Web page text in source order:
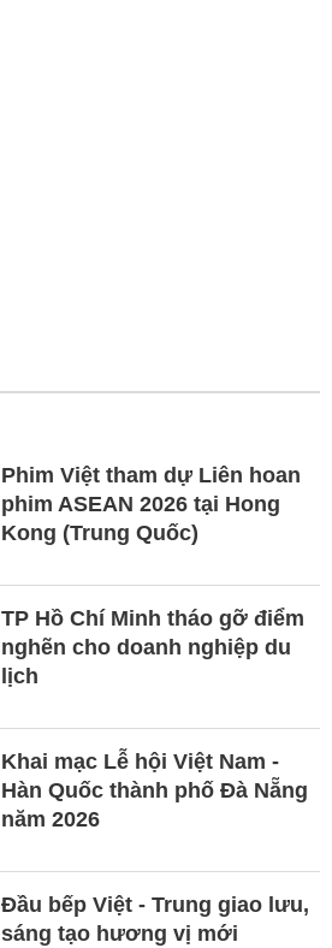
Phim Việt tham dự Liên hoan
phim ASEAN 2026 tại Hong
Kong (Trung Quốc)
TP Hồ Chí Minh tháo gỡ điểm
nghẽn cho doanh nghiệp du
lịch
Khai mạc Lễ hội Việt Nam -
Hàn Quốc thành phố Đà Nẵng
năm 2026
Đầu bếp Việt - Trung giao lưu,
sáng tạo hương vị mới